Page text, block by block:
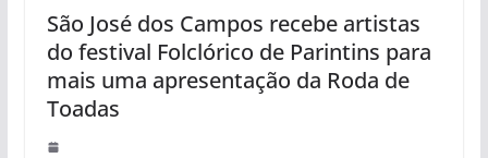
São José dos Campos recebe artistas
do festival Folclórico de Parintins para
mais uma apresentação da Roda de
Toadas